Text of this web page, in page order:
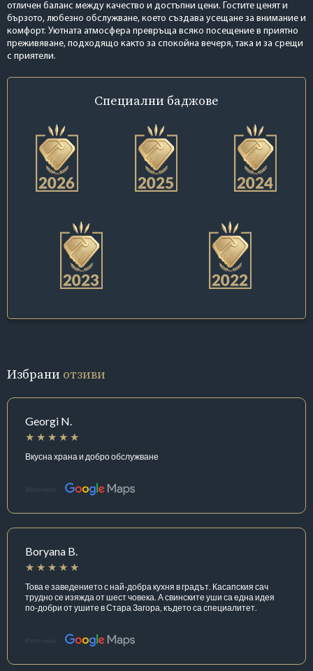
отличен баланс между качество и достъпни цени. Гостите ценят и
бързото, любезно обслужване, което създава усещане за внимание и
комфорт. Уютната атмосфера превръща всяко посещение в приятно
преживяване, подходящо както за спокойна вечеря, така и за срещи
с приятели.
Специални баджове
Избрани отзиви
Georgi N.
Вкусна храна и добро обслужване
Източник:
Boryana B.
Това е заведението с най-добра кухня в градът. Касапския сач
трудно се изяжда от шест човека. А свинските уши са една идея
по-добри от ушите в Стара Загора, където са специалитет.
Източник: